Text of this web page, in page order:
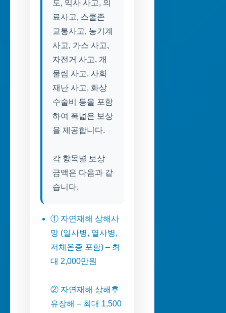
도, 익사 사고, 의
료사고, 스쿨존
교통사고, 농기계
사고, 가스 사고,
자전거 사고, 개
물림 사고, 사회
재난 사고, 화상
수술비 등을 포함
하여 폭넓은 보상
을 제공합니다.
각 항목별 보상
금액은 다음과 같
습니다.
① 자연재해 상해사
망 (일사병, 열사병,
저체온증 포함) – 최
대 2,000만원
② 자연재해 상해후
유장해 – 최대 1,500